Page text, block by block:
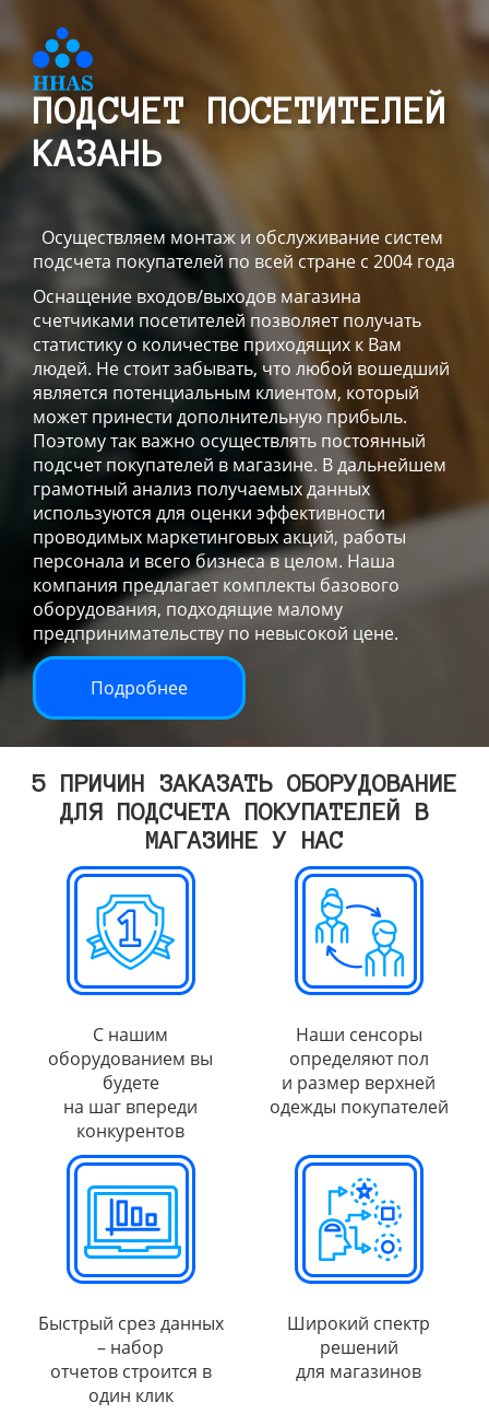
ПОДСЧЕТ ПОСЕТИТЕЛЕЙ
КАЗАНЬ
Осуществляем монтаж и обслуживание систем
подсчета покупателей по всей стране с 2004 года
Оснащение входов/выходов магазина
счетчиками посетителей позволяет получать
статистику о количестве приходящих к Вам
людей. Не стоит забывать, что любой вошедший
является потенциальным клиентом, который
может принести дополнительную прибыль.
Поэтому так важно осуществлять постоянный
подсчет покупателей в магазине. В дальнейшем
грамотный анализ получаемых данных
используются для оценки эффективности
проводимых маркетинговых акций, работы
персонала и всего бизнеса в целом. Наша
компания предлагает комплекты базового
оборудования, подходящие малому
предпринимательству по невысокой цене.
Подробнее
5 ПРИЧИН ЗАКАЗАТЬ ОБОРУДОВАНИЕ
ДЛЯ ПОДСЧЕТА ПОКУПАТЕЛЕЙ В
МАГАЗИНЕ У НАС
С нашим
оборудованием вы
будете
на шаг впереди
конкурентов
Наши сенсоры
определяют пол
и размер верхней
одежды покупателей
Быстрый срез данных
– набор
отчетов строится в
один клик
Широкий спектр
решений
для магазинов